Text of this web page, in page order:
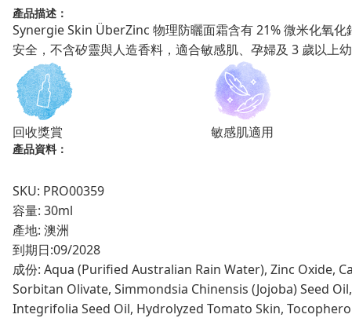
防
曬
面
霜
SPF30
PA+++
數
量
產品描述：
Synergie Skin ÜberZinc 物理防曬面霜含有 21% 微米化氧
安全，不含矽靈與人造香料，適合敏感肌、孕婦及 3 歲以上
回收獎賞 敏感肌適用
產品資料：
SKU: PRO00359
容量: 30ml
產地: 澳洲
到期日:09/2028
成份: Aqua (Purified Australian Rain Water), Zinc Oxide,
Sorbitan Olivate, Simmondsia Chinensis (Jojoba) Seed
Integrifolia Seed Oil, Hydrolyzed Tomato Skin,